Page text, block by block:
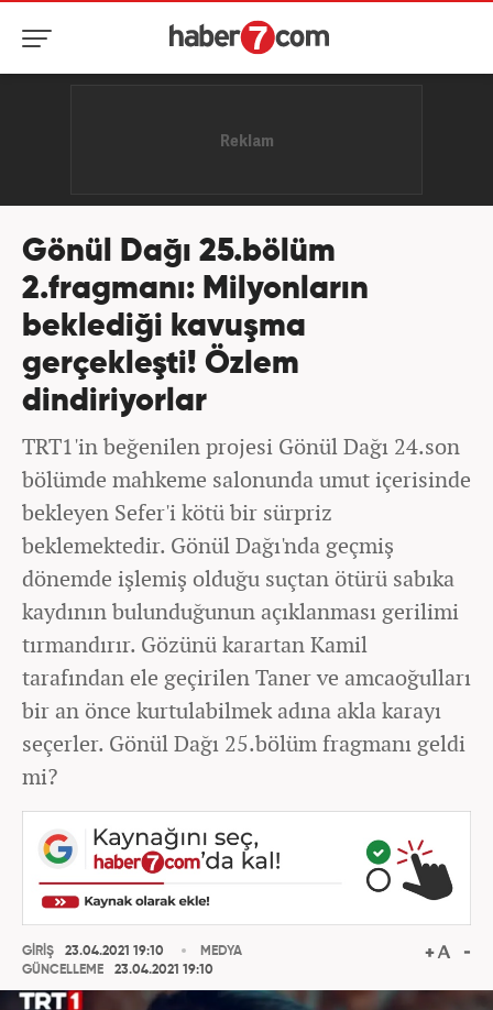
Gönül Dağı 25.bölüm
2.fragmanı: Milyonların
beklediği kavuşma
gerçekleşti! Özlem
dindiriyorlar
TRT1'in beğenilen projesi Gönül Dağı 24.son
bölümde mahkeme salonunda umut içerisinde
bekleyen Sefer'i kötü bir sürpriz
beklemektedir. Gönül Dağı'nda geçmiş
dönemde işlemiş olduğu suçtan ötürü sabıka
kaydının bulunduğunun açıklanması gerilimi
tırmandırır. Gözünü karartan Kamil
tarafından ele geçirilen Taner ve amcaoğulları
bir an önce kurtulabilmek adına akla karayı
seçerler. Gönül Dağı 25.bölüm fragmanı geldi
mi?
GİRİŞ
23.04.2021 19:10
GÜNCELLEME
23.04.2021 19:10
MEDYA